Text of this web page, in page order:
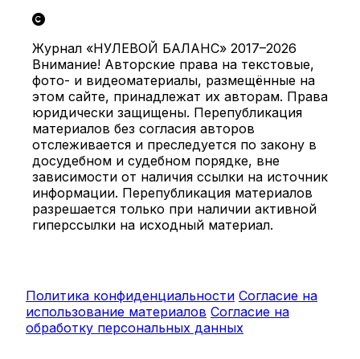
Журнал «НУЛЕВОЙ БАЛАНС» 2017–2026
Внимание! Авторские права на текстовые,
фото- и видеоматериалы, размещённые на
этом сайте, принадлежат их авторам. Права
юридически защищены. Перепубликация
материалов без согласия авторов
отслеживается и преследуется по закону в
досудебном и судебном порядке, вне
зависимости от наличия ссылки на источник
информации. Перепубликация материалов
разрешается только при наличии активной
гиперссылки на исходный материал.
Политика конфиденциальности Согласие на
использование материалов Согласие на
обработку персональных данных